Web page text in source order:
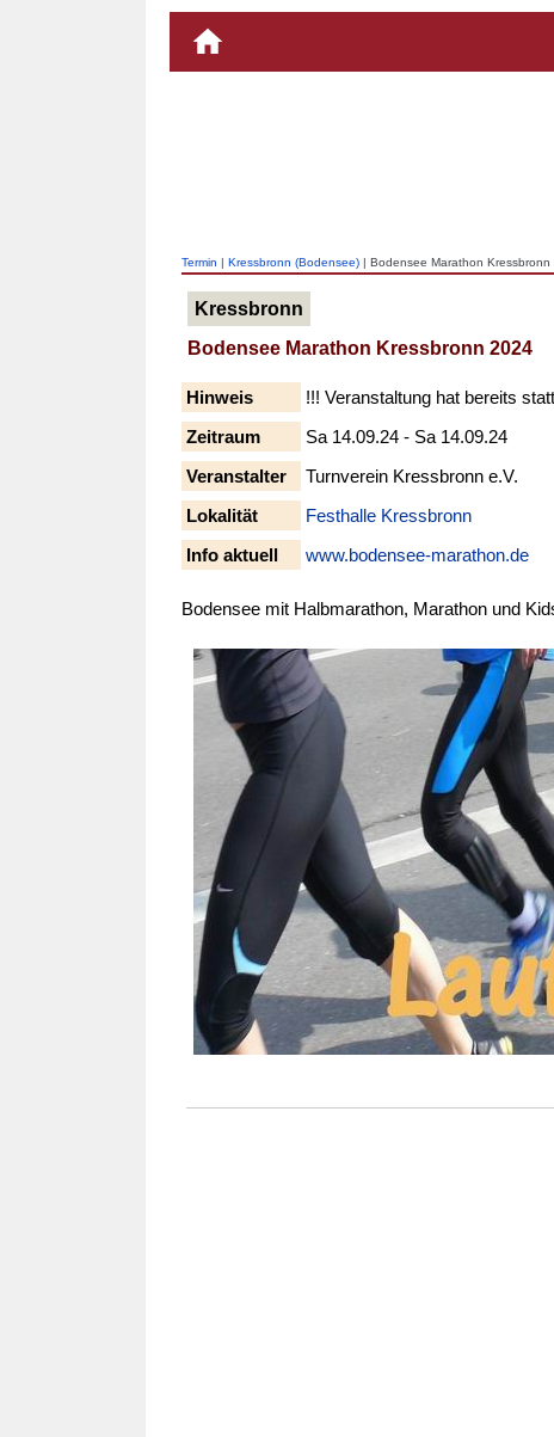
Termin | Kressbronn (Bodensee) | Bodensee Marathon Kressbronn
Kressbronn
Bodensee Marathon Kressbronn 2024
Hinweis
!!! Veranstaltung hat bereits
Zeitraum
Sa 14.09.24 - Sa 14.09.24
Veranstalter
Turnverein Kressbronn e.V.
Lokalität
Festhalle Kressbronn
Info aktuell
www.bodensee-marathon.de
Bodensee mit Halbmarathon, Marathon und